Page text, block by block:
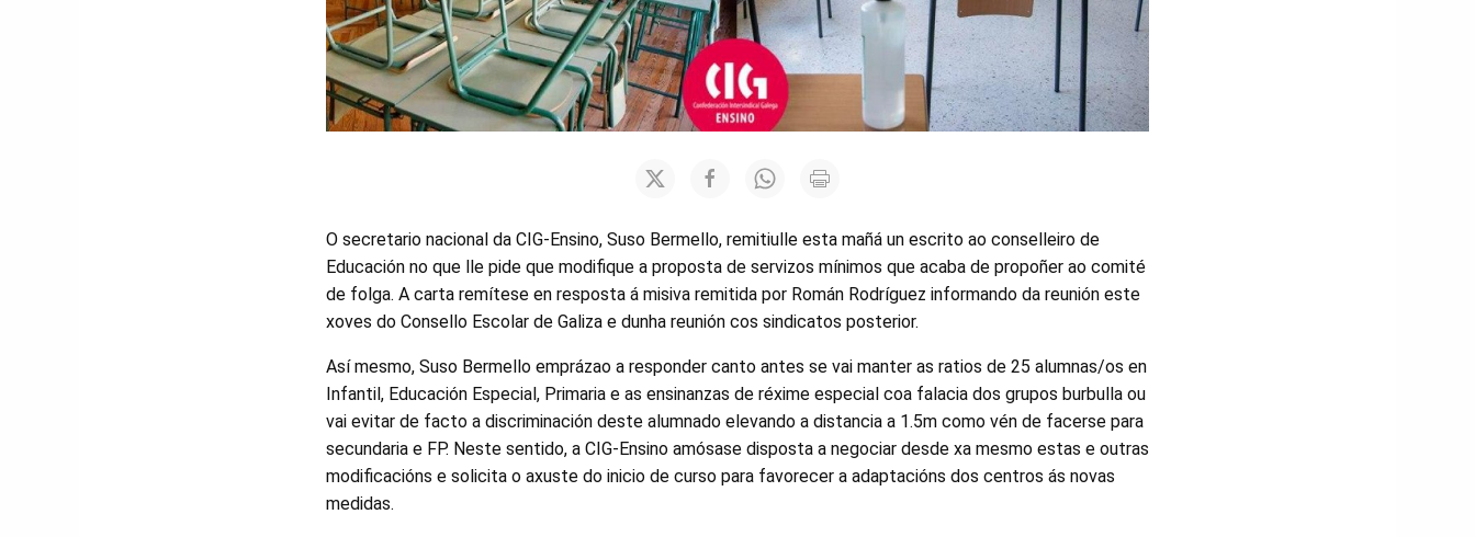
O secretario nacional da CIG-Ensino, Suso Bermello, remitiulle esta mañá un escrito ao conselleiro de
Educación no que lle pide que modifique a proposta de servizos mínimos que acaba de propoñer ao comité
de folga. A carta remítese en resposta á misiva remitida por Román Rodríguez informando da reunión este
xoves do Consello Escolar de Galiza e dunha reunión cos sindicatos posterior.
Así mesmo, Suso Bermello emprázao a responder canto antes se vai manter as ratios de 25 alumnas/os en
Infantil, Educación Especial, Primaria e as ensinanzas de réxime especial coa falacia dos grupos burbulla ou
vai evitar de facto a discriminación deste alumnado elevando a distancia a 1.5m como vén de facerse para
secundaria e FP. Neste sentido, a CIG-Ensino amósase disposta a negociar desde xa mesmo estas e outras
modificacións e solicita o axuste do inicio de curso para favorecer a adaptacións dos centros ás novas
medidas.